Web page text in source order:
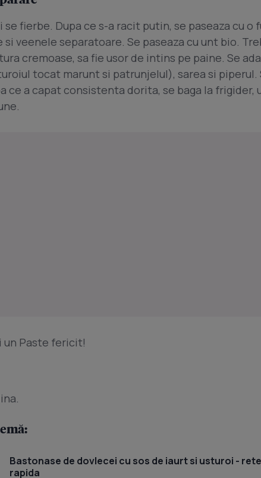
se fierbe. Dupa ce s-a racit putin, se paseaza cu o
veenele separatoare. Se paseaza cu unt bio.
cremoase, sa fie usor de intins pe paine. Se
tocat marunt si patrunjelul), sarea si piperul.
ce a capat consistenta dorita, se baga la frigider,
un Paste fericit!
Bastonase de dovlecei cu sos de iaurt si usturoi -
rapida